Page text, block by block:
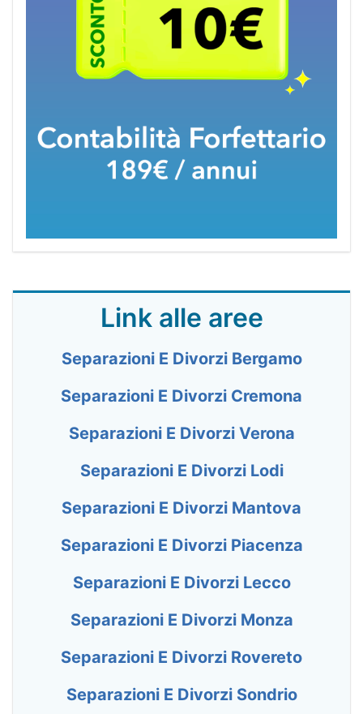
Link alle aree
Separazioni E Divorzi Bergamo
Separazioni E Divorzi Cremona
Separazioni E Divorzi Verona
Separazioni E Divorzi Lodi
Separazioni E Divorzi Mantova
Separazioni E Divorzi Piacenza
Separazioni E Divorzi Lecco
Separazioni E Divorzi Monza
Separazioni E Divorzi Rovereto
Separazioni E Divorzi Sondrio